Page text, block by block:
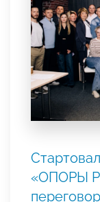
«ОПОРЫ